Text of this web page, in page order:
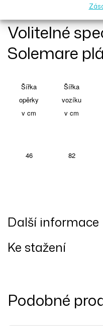
Volitelné
Solemare
Šířka
opěrky
v cm
Šířka
vozíku
v cm
46 82
Další informace
Ke stažení
Podobné